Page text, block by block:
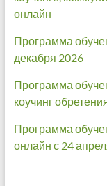
онлайн
Программа
декабря 2026
Программа
коучинг
Программа
онлайн с 24